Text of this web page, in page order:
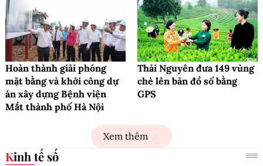
Hoàn thành giải phóng
mặt bằng và khởi công dự
án xây dựng Bệnh viện
Mắt thành phố Hà Nội
Thái Nguyên đưa 149 vùng
chè lên bản đồ số bằng
GPS
Xem thêm
Kinh tế số